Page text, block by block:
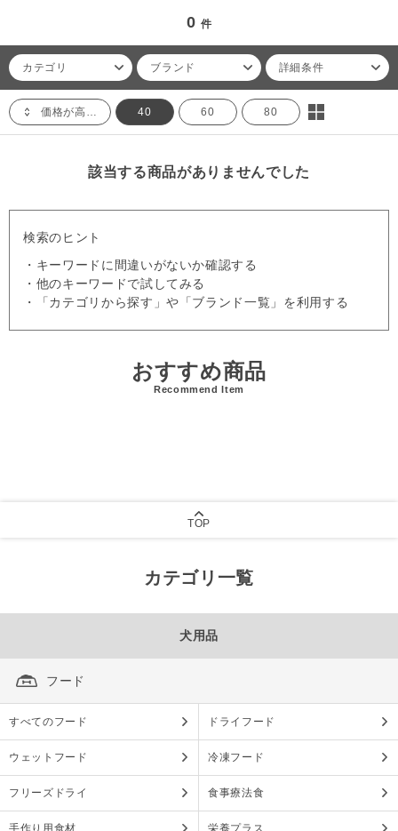
0 件
カテゴリ ブランド 詳細条件
価格が高い順 40 60 80
該当する商品がありませんでした
検索のヒント
・キーワードに間違いがないか確認する
・他のキーワードで試してみる
・「カテゴリから探す」や「ブランド一覧」を利用する
おすすめ商品
Recommend Item
TOP
カテゴリ一覧
犬用品
フード
すべてのフード ドライフード
ウェットフード 冷凍フード
フリーズドライ 食事療法食
手作り用食材 栄養プラス